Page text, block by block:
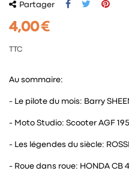
Partager
4,00 €
TTC
Au sommaire:
- Le pilote du mois: Barry
- Moto Studio: Scooter AGF
- Les légendes du siècle:
- Roue dans roue: HONDA CB